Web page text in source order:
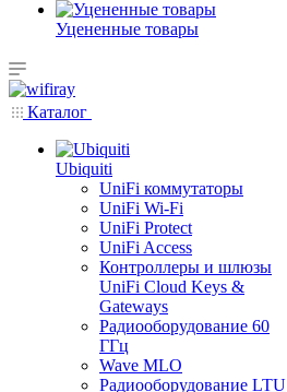
Уцененные товары
Каталог
Ubiquiti
UniFi коммутаторы
UniFi Wi-Fi
UniFi Protect
UniFi Access
Контроллеры и шлюзы
UniFi Cloud Keys &
Gateways
Радиооборудование 60
ГГц
Wave MLO
Радиооборудование LTU